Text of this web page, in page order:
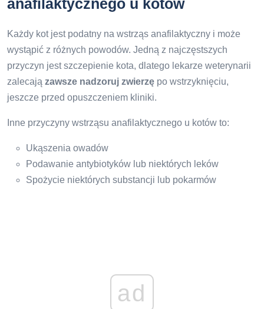
anafilaktycznego u kotów
Każdy kot jest podatny na wstrząs anafilaktyczny i może
wystąpić z różnych powodów. Jedną z najczęstszych
przyczyn jest szczepienie kota, dlatego lekarze weterynarii
zalecają zawsze nadzoruj zwierzę po wstrzyknięciu,
jeszcze przed opuszczeniem kliniki.
Inne przyczyny wstrząsu anafilaktycznego u kotów to:
Ukąszenia owadów
Podawanie antybiotyków lub niektórych leków
Spożycie niektórych substancji lub pokarmów
ad